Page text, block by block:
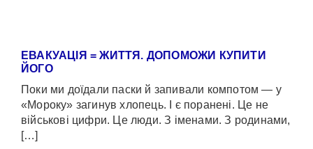
ЕВАКУАЦІЯ = ЖИТТЯ. ДОПОМОЖИ КУПИТИ
ЙОГО
Поки ми доїдали паски й запивали компотом — у
«Мороку» загинув хлопець. І є поранені. Це не
військові цифри. Це люди. З іменами. З родинами,
[…]